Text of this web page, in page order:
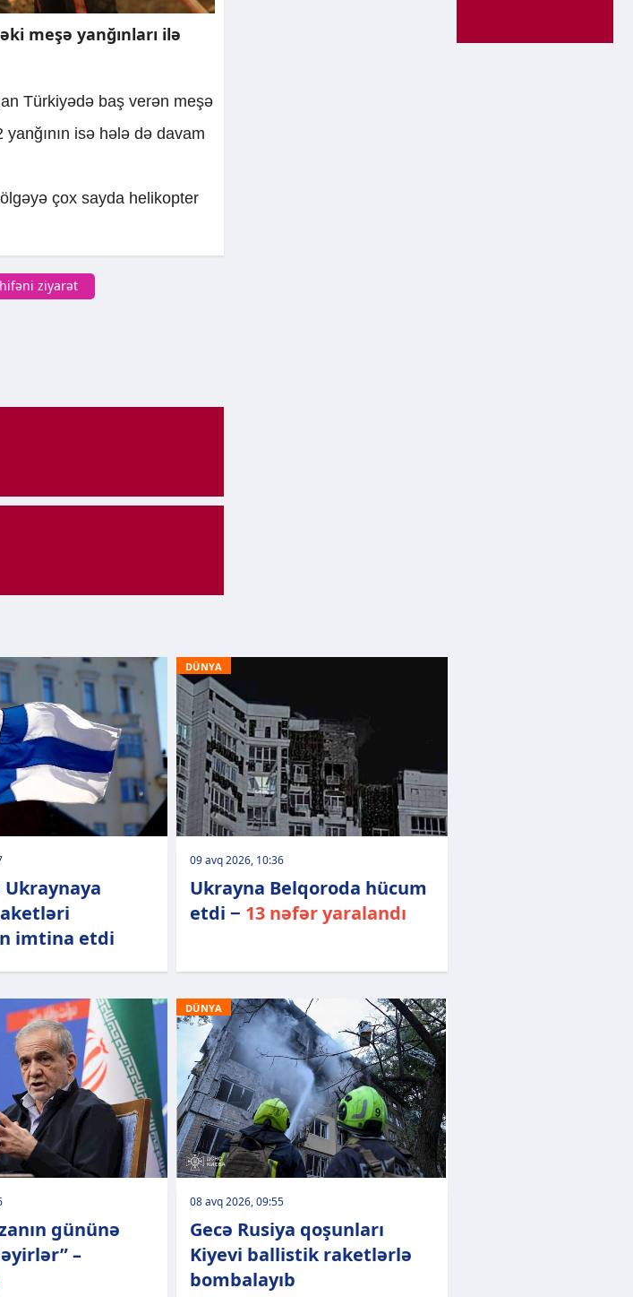
meşə yanğınları ilə
Türkiyədə baş verən meşə
yanğının isə hələ də davam
çox sayda helikopter
ziyarət
imtina etdi
DÜNYA
09 avq 2026, 10:36
Ukrayna Belqoroda hücum
etdi − 13 nəfər yaralandı
gününə
–
DÜNYA
08 avq 2026, 09:55
Gecə Rusiya qoşunları
Kiyevi ballistik raketlərlə
bombalayıb